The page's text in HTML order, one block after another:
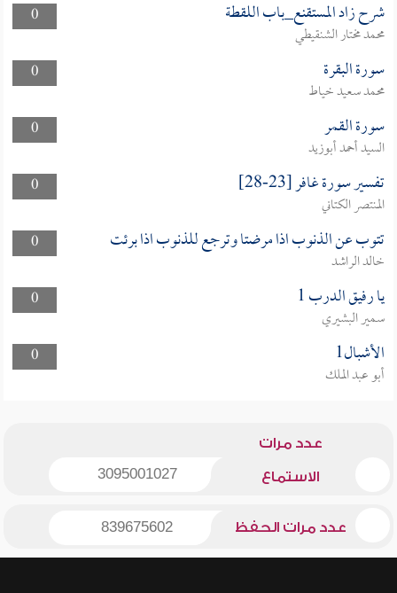
0 شرح زاد المستقنع_باب اللقطة
محمد مختار الشنقيطي
0
سورة البقرة
محمد سعيد خياط
0
سورة القمر
السيد أحمد أبوزيد
0
تفسير سورة غافر [23-28]
المنتصر الكتاني
0
تتوب عن الذنوب اذا مرضتا وترجع للذنوب اذا برئت
خالد الراشد
0
يا رفيق الدرب 1
سمير البشيري
0
الأشبال1
أبو عبد الملك
عدد مرات
الاستماع 3095001027
عدد مرات الحفظ 839675602